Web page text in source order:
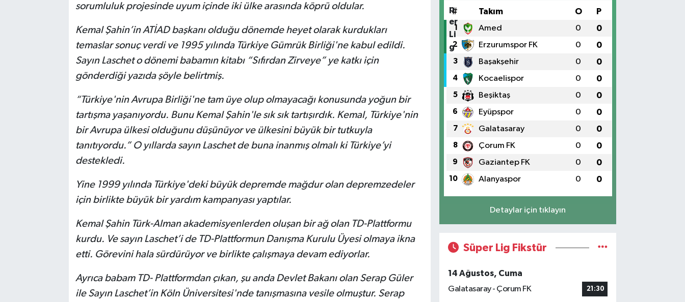
sorumluluk projesinde uyum içinde iki ülke arasında köprü oldular.
Kemal Şahin’in ATİAD başkanı olduğu dönemde heyet olarak kurdukları
temaslar sonuç verdi ve 1995 yılında Türkiye Gümrük Birliği'ne kabul edildi.
Sayın Laschet o dönemi babamın kitabı “Sıfırdan Zirveye” ye katkı için
gönderdiği yazıda şöyle belirtmiş.
“Türkiye'nin Avrupa Birliği'ne tam üye olup olmayacağı konusunda yoğun bir
tartışma yaşanıyordu. Bunu Kemal Şahin'le sık sık tartışırdık. Kemal, Türkiye'nin
bir Avrupa ülkesi olduğunu düşünüyor ve ülkesini büyük bir tutkuyla
tanıtıyordu.” O yıllarda sayın Laschet de buna inanmış olmalı ki Türkiye’yi
destekledi.
Yine 1999 yılında Türkiye'deki büyük depremde mağdur olan depremzedeler
için birlikte büyük bir yardım kampanyası yaptılar.
Kemal Şahin Türk-Alman akademisyenlerden oluşan bir ağ olan TD-Plattformu
kurdu. Ve sayın Laschet’i de TD-Plattformun Danışma Kurulu Üyesi olmaya ikna
etti. Görevini hala sürdürüyor ve birlikte çalışmaya devam ediyorlar.
Ayrıca babam TD- Plattformdan çıkan, şu anda Devlet Bakanı olan Serap Güler
ile Sayın Laschet’in Köln Üniversitesi'nde tanışmasına vesile olmuştur. Serap
# Takım O P
1 Amed 0 0
2 Erzurumspor FK 0 0
3 Başakşehir 0 0
4 Kocaelispor 0 0
5 Beşiktaş 0 0
6 Eyüpspor 0 0
7 Galatasaray 0 0
8 Çorum FK 0 0
9 Gaziantep FK 0 0
10 Alanyaspor 0 0
Detaylar için tıklayın
Süper Lig Fikstür
14 Ağustos, Cuma
Galatasaray - Çorum FK
21:30